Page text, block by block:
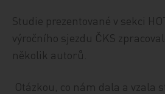
Studie prezentované v sekci
výročního sjezdu ČKS
několik autorů.
Otázkou, co nám dala a vzala